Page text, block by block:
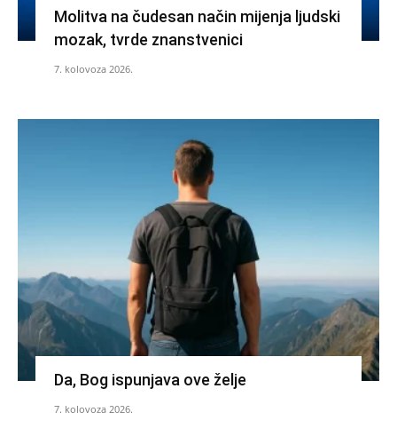
Molitva na čudesan način mijenja ljudski
mozak, tvrde znanstvenici
7. kolovoza 2026.
Da, Bog ispunjava ove želje
7. kolovoza 2026.